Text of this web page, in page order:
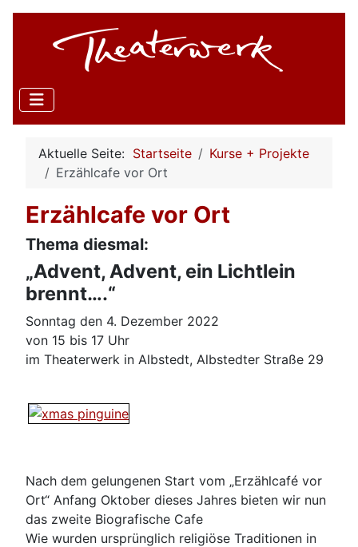
Aktuelle Seite: Startseite
Kurse + Projekte
Erzählcafe vor Ort
Erzählcafe vor Ort
Thema diesmal:
„Advent, Advent, ein Lichtlein
brennt….“
Sonntag den 4. Dezember 2022
von 15 bis 17 Uhr
im Theaterwerk in Albstedt, Albstedter Straße 29
Nach dem gelungenen Start vom „Erzählcafé vor
Ort“ Anfang Oktober dieses Jahres bieten wir nun
das zweite Biografische Cafe
Wie wurden ursprünglich religiöse Traditionen in